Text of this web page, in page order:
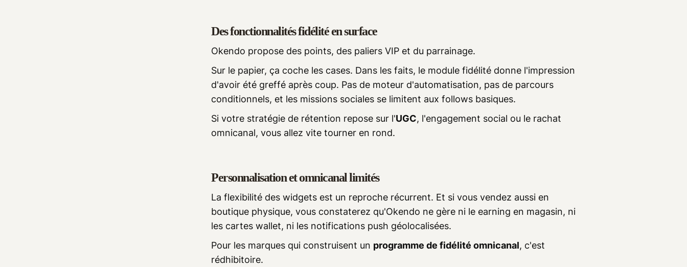
Des fonctionnalités fidélité en surface
Okendo propose des points, des paliers VIP et du parrainage.
Sur le papier, ça coche les cases. Dans les faits, le module fidélité donne l'impression
d'avoir été greffé après coup. Pas de moteur d'automatisation, pas de parcours
conditionnels, et les missions sociales se limitent aux follows basiques.
Si votre stratégie de rétention repose sur l'UGC, l'engagement social ou le rachat
omnicanal, vous allez vite tourner en rond.
Personnalisation et omnicanal limités
La flexibilité des widgets est un reproche récurrent. Et si vous vendez aussi en
boutique physique, vous constaterez qu'Okendo ne gère ni le earning en magasin, ni
les cartes wallet, ni les notifications push géolocalisées.
Pour les marques qui construisent un programme de fidélité omnicanal, c'est
rédhibitoire.